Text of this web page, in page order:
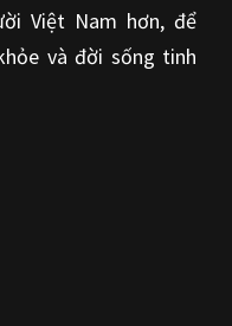
Việt Nam hơn, để
và đời sống tinh